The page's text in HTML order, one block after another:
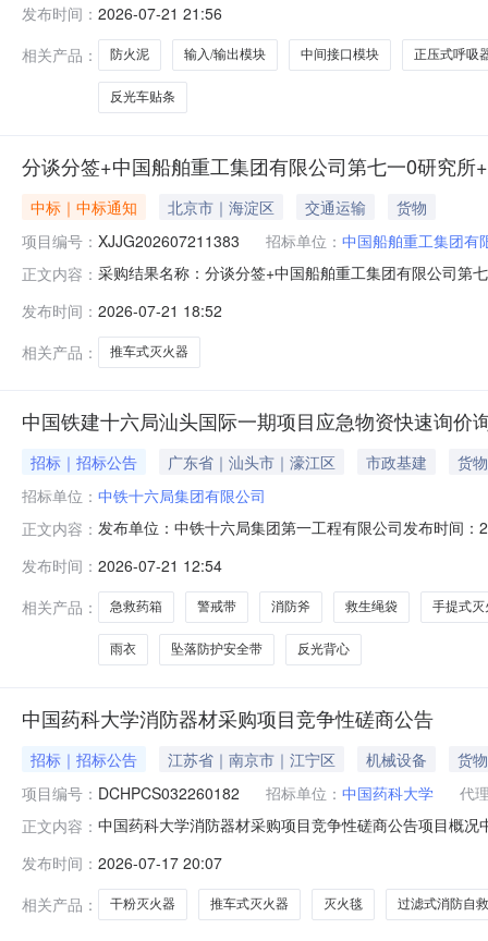
应商1新疆华电沙尔布拉克水电有限责任公司反光车贴条
（20kg）箱5湖北坤
发布时间： 2026-07-21 21:56
相关产品：
防火泥 输入/输出模块 中间接口模块 正压式呼吸
反光车贴条
分谈分签+中国船舶重工集团有限公司第七一0研究
中标｜中标通知 北京市｜海淀区 交通运输
货物
项目编号： XJJG202607211383 招标单位： 中国船舶重工集团有
正文内容： 采购结果名称：分谈分签+中国船舶重工集团有限公司第
中标供应商物料编码物料描述规格型号计量单位采购数
发布时间： 2026-07-21 18:52
相关产品：
推车式灭火器
中国铁建十六局汕头国际一期项目应急物资快速询价
招标｜招标公告 广东省｜汕头市｜濠江区 市政基建
货物
招标单位： 中铁十六局集团有限公司
正文内容： 发布单位：中铁十六局集团第一工程有限公司发布时间
日12时00分询价要求发票要求：增值税专用发票质保金
发布时间： 2026-07-21 12:54
相关产品：
急救药箱 警戒带 消防斧 救生绳袋 手提式灭
雨衣 坠落防护安全带 反光背心
中国药科大学消防器材采购项目竞争性磋商公告
招标｜招标公告 江苏省｜南京市｜江宁区 机械设备
货物
项目编号： DCHPCS032260182 招标单位： 中国药科大学
代
正文内容： 中国药科大学消防器材采购项目竞争性磋商公告项目概
理机构内部编号）2.项目名称：中国药科大学消防器材
发布时间： 2026-07-17 20:07
相关产品：
干粉灭火器 推车式灭火器 灭火毯 过滤式消防自